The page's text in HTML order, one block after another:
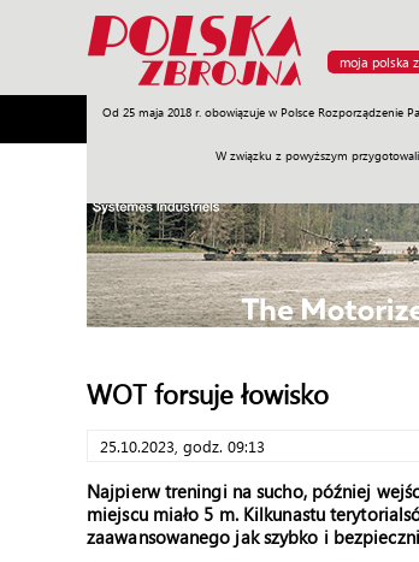
moja polska
Od 25 maja 2018 r. obowiązuje w Polsce Rozporządzenie
W związku z powyższym
Armia Poligon Sprzęt Misje
WOT forsuje łowisko
25.10.2023, godz. 09:13
Najpierw treningi na sucho, później
miejscu miało 5 m. Kilkunastu
zaawansowanego jak szybko i